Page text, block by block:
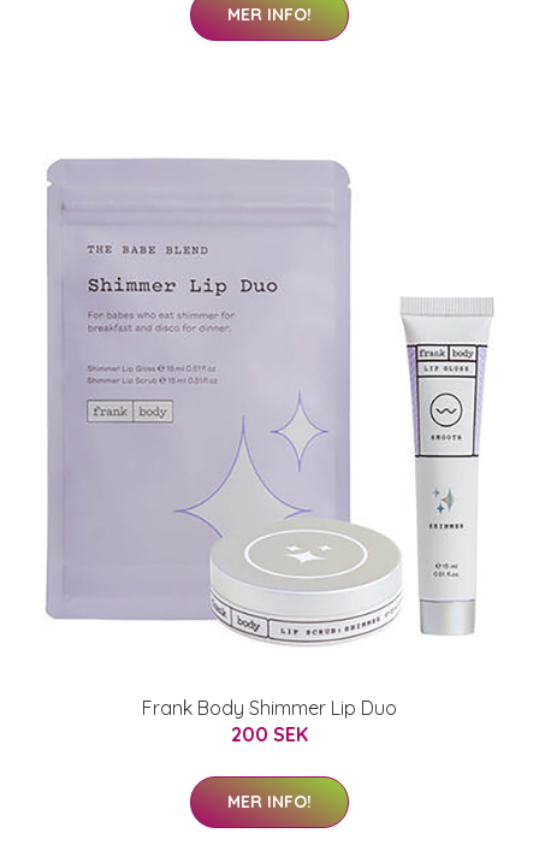
MER INFO!
Frank Body Shimmer Lip Duo
200 SEK
MER INFO!